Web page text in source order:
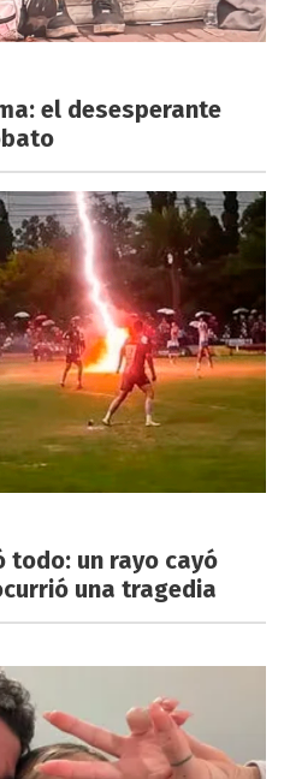
el desesperante
todo: un rayo cayó
una tragedia